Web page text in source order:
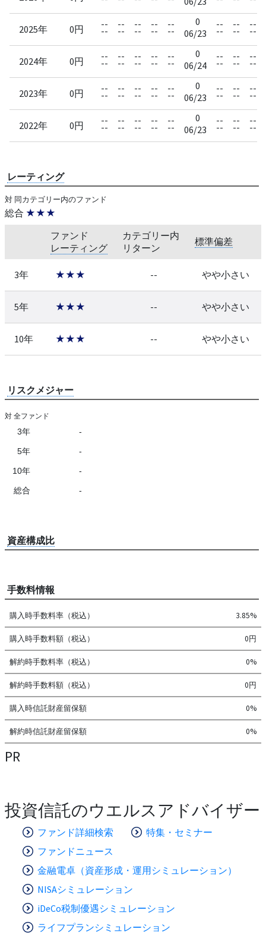
2025年 0円 --
--
--
--
--
--
--
--
--
--
0
06/23
--
--
--
--
--
--
2024年 0円 --
--
--
--
--
--
--
--
--
--
0
06/24
--
--
--
--
--
--
2023年 0円 --
--
--
--
--
--
--
--
--
--
0
06/23
--
--
--
--
--
--
2022年 0円 --
--
--
--
--
--
--
--
--
--
0
06/23
--
--
--
--
--
--
レーティング
対 同カテゴリー内のファンド
総合 ★★★
ファンド
レーティング
カテゴリー内
リターン
標準偏差
3年 ★★★ -- やや小さい
5年 ★★★ -- やや小さい
10年 ★★★ -- やや小さい
リスクメジャー
対 全ファンド
3年 -
5年 -
10年 -
総合 -
資産構成比
手数料情報
購入時手数料率（税込） 3.85%
購入時手数料額（税込） 0円
解約時手数料率（税込） 0%
解約時手数料額（税込） 0円
購入時信託財産留保額 0%
解約時信託財産留保額 0%
PR
投資信託のウエルスアドバイザー
ファンド詳細検索
特集・セミナー
ファンドニュース
金融電卓（資産形成・運用シミュレーション）
NISAシミュレーション
iDeCo税制優遇シミュレーション
ライフプランシミュレーション